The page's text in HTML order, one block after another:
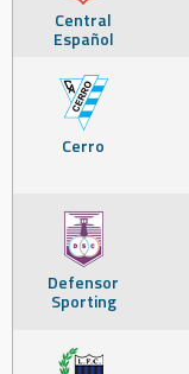
Central
Español
Cerro
Defensor
Sporting